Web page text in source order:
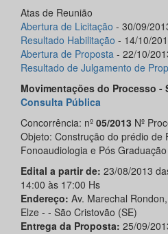
Atas de Reunião
Abertura de Licitação - 30/09/
Resultado Habilitação - 14/10/
Abertura de Proposta - 22/10/
Resultado de Julgamento de
Movimentações do Processo -
Consulta Pública
Concorrência: nº 05/2013 Nº
Objeto: Construção do prédio de
Fonoaudiologia e Pós
Edital a partir de: 23/08/2013
14:00 às 17:00 Hs
Endereço: Av. Marechal
Elze - - São Cristovão (SE)
Entrega da Proposta: 25/09/